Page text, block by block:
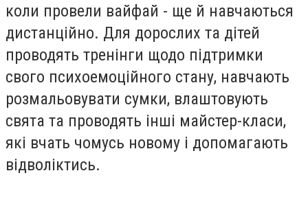
коли провели вайфай - ще й навчаються
дистанційно. Для дорослих та дітей
проводять тренінги щодо підтримки
свого психоемоційного стану, навчають
розмальовувати сумки, влаштовують
свята та проводять інші майстер-класи,
які вчать чомусь новому і допомагають
відволіктись.